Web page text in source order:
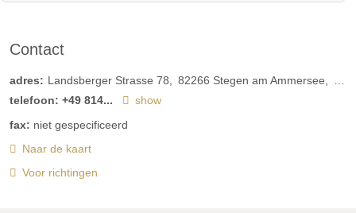
Contact
adres: Landsberger Strasse 78 82266 Stegen am Ammersee
telefoon: +49 814...
show
fax: niet gespecificeerd
Naar de kaart
Voor richtingen